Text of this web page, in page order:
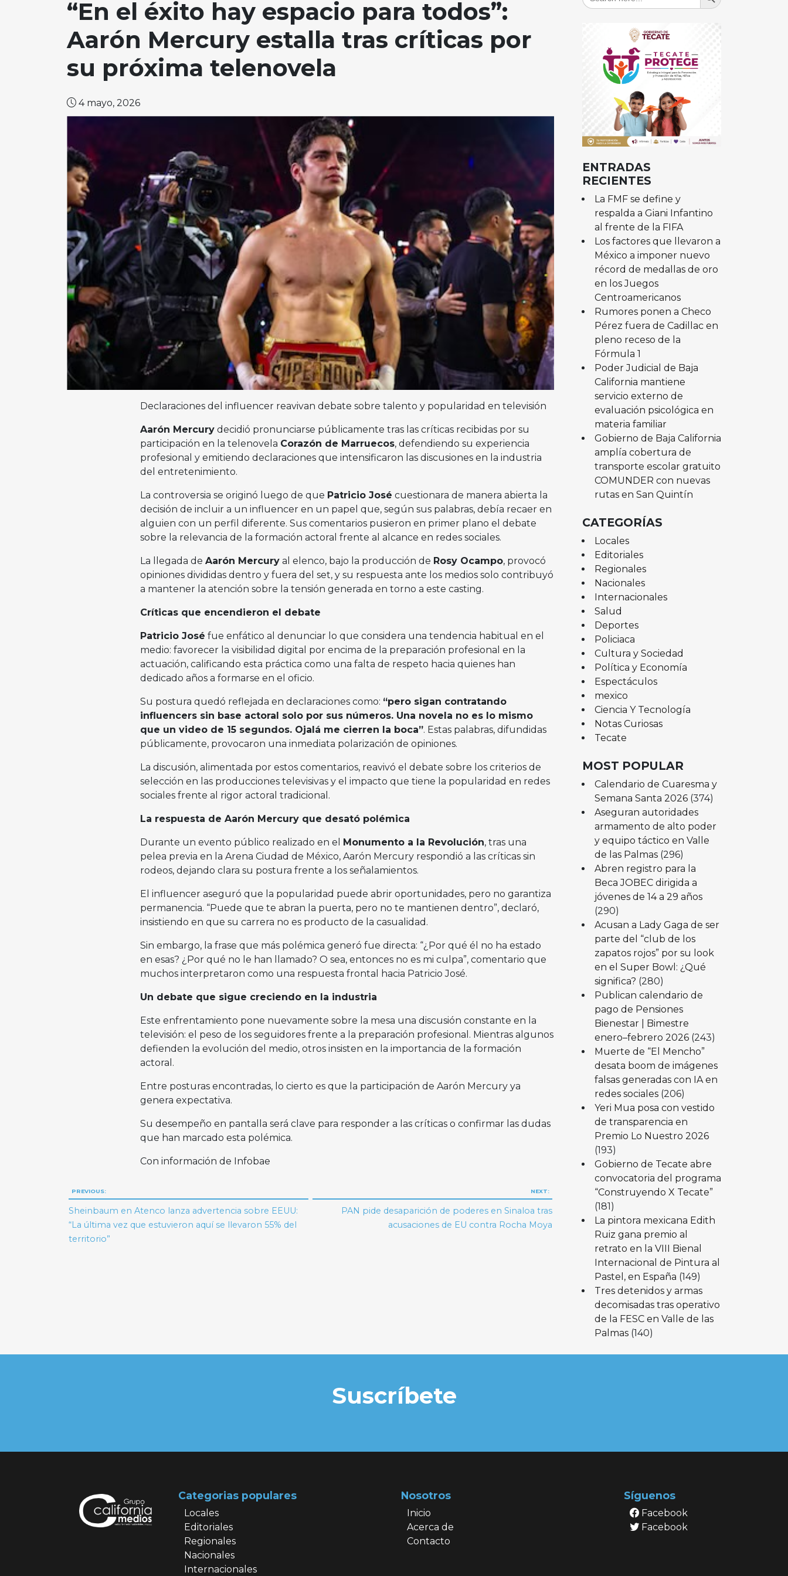
“En el éxito hay espacio para todos”:
Aarón Mercury estalla tras críticas por
su próxima telenovela
4 mayo, 2026
Declaraciones del influencer reavivan debate sobre talento y popularidad en televisión
Aarón Mercurydecidió pronunciarse públicamente tras las críticas recibidas por su
participación en la telenovela Corazón de Marruecos, defendiendo su experiencia
profesional y emitiendo declaraciones que intensificaron las discusiones en la industria
del entretenimiento.
La controversia se originó luego de que Patricio José cuestionara de manera abierta la
decisión de incluir a un influencer en un papel que, según sus palabras, debía recaer en
alguien con un perfil diferente. Sus comentarios pusieron en primer plano el debate
sobre la relevancia de la formación actoral frente al alcance en redes sociales.
La llegada de Aarón Mercuryal elenco, bajo la producción de Rosy Ocampo, provocó
opiniones divididas dentro y fuera del set, y su respuesta ante los medios solo contribuyó
a mantener la atención sobre la tensión generada en torno a este casting.
Críticas que encendieron el debate
Patricio José fue enfático al denunciar lo que considera una tendencia habitual en el
medio: favorecer la visibilidad digital por encima de la preparación profesional en la
actuación, calificando esta práctica como una falta de respeto hacia quienes han
dedicado años a formarse en el oficio.
Su postura quedó reflejada en declaraciones como: “pero sigan contratando
influencers sin base actoral solo por sus números. Una novela no es lo mismo
que un video de 15 segundos. Ojalá me cierren la boca”. Estas palabras, difundidas
públicamente, provocaron una inmediata polarización de opiniones.
La discusión, alimentada por estos comentarios, reavivó el debate sobre los criterios de
selección en las producciones televisivas y el impacto que tiene la popularidad en redes
sociales frente al rigor actoral tradicional.
La respuesta de Aarón Mercury que desató polémica
Durante un evento público realizado en el Monumento a la Revolución, tras una
pelea previa en la Arena Ciudad de México, Aarón Mercury respondió a las críticas sin
rodeos, dejando clara su postura frente a los señalamientos.
El influencer aseguró que la popularidad puede abrir oportunidades, pero no garantiza
permanencia. “Puede que te abran la puerta, pero no te mantienen dentro”, declaró,
insistiendo en que su carrera no es producto de la casualidad.
Sin embargo, la frase que más polémica generó fue directa: “¿Por qué él no ha estado
en esas? ¿Por qué no le han llamado? O sea, entonces no es mi culpa”, comentario que
muchos interpretaron como una respuesta frontal hacia Patricio José.
Un debate que sigue creciendo en la industria
Este enfrentamiento pone nuevamente sobre la mesa una discusión constante en la
televisión: el peso de los seguidores frente a la preparación profesional. Mientras algunos
defienden la evolución del medio, otros insisten en la importancia de la formación
actoral.
Entre posturas encontradas, lo cierto es que la participación de Aarón Mercury ya
genera expectativa.
Su desempeño en pantalla será clave para responder a las críticas o confirmar las dudas
que han marcado esta polémica.
Con información de Infobae
Navegación
de
entradas
PREVIOUS:
Sheinbaum en Atenco lanza advertencia sobre EEUU:
“La última vez que estuvieron aquí se llevaron 55% del
territorio”
NEXT:
PAN pide desaparición de poderes en Sinaloa tras
acusaciones de EU contra Rocha Moya
ENTRADAS
RECIENTES
La FMF se define y
respalda a Giani Infantino
al frente de la FIFA
Los factores que llevaron a
México a imponer nuevo
récord de medallas de oro
en los Juegos
Centroamericanos
Rumores ponen a Checo
Pérez fuera de Cadillac en
pleno receso de la
Fórmula 1
Poder Judicial de Baja
California mantiene
servicio externo de
evaluación psicológica en
materia familiar
Gobierno de Baja California
amplía cobertura de
transporte escolar gratuito
COMUNDER con nuevas
rutas en San Quintín
CATEGORÍAS
Locales
Editoriales
Regionales
Nacionales
Internacionales
Salud
Deportes
Policiaca
Cultura y Sociedad
Política y Economía
Espectáculos
mexico
Ciencia Y Tecnología
Notas Curiosas
Tecate
MOST POPULAR
Calendario de Cuaresma y
Semana Santa 2026 (374)
Aseguran autoridades
armamento de alto poder
y equipo táctico en Valle
de las Palmas (296)
Abren registro para la
Beca JOBEC dirigida a
jóvenes de 14 a 29 años
(290)
Acusan a Lady Gaga de ser
parte del “club de los
zapatos rojos” por su look
en el Super Bowl: ¿Qué
significa? (280)
Publican calendario de
pago de Pensiones
Bienestar | Bimestre
enero–febrero 2026 (243)
Muerte de “El Mencho”
desata boom de imágenes
falsas generadas con IA en
redes sociales (206)
Yeri Mua posa con vestido
de transparencia en
Premio Lo Nuestro 2026
(193)
Gobierno de Tecate abre
convocatoria del programa
“Construyendo X Tecate”
(181)
La pintora mexicana Edith
Ruiz gana premio al
retrato en la VIII Bienal
Internacional de Pintura al
Pastel, en España (149)
Tres detenidos y armas
decomisadas tras operativo
de la FESC en Valle de las
Palmas (140)
Suscríbete
Categorias populares
Locales
Editoriales
Regionales
Nacionales
Internacionales
Nosotros
Inicio
Acerca de
Contacto
Síguenos
Facebook
Facebook